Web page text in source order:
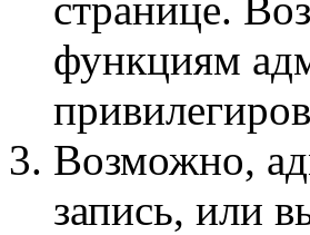
функциям
Возможно,
запись, или